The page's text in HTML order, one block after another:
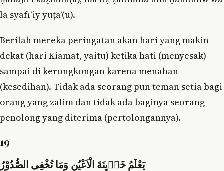
lā syafī‘iy yuṭā‘(u).
Berilah mereka peringatan akan hari yang makin
dekat (hari Kiamat, yaitu) ketika hati (menyesak)
sampai di kerongkongan karena menahan
(kesedihan). Tidak ada seorang pun teman setia bagi
orang yang zalim dan tidak ada baginya seorang
penolong yang diterima (pertolongannya).
19
يَعْلَمُ خَاۤىِٕنَةَ الْاَعْيُنِ وَمَا تُخْفِى الصُّدُوْرُ